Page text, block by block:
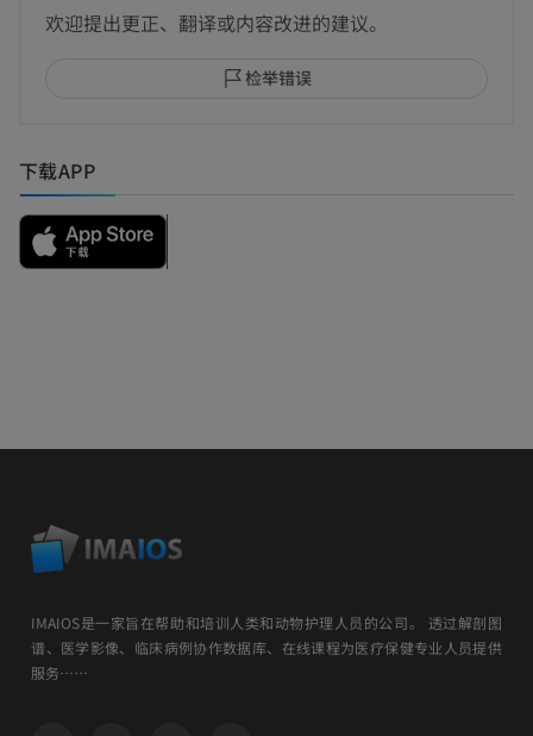
欢迎提出更正、翻译或内容改进的建议。
检举错误
下载APP
IMAIOS是一家旨在帮助和培训人类和动物护理人员的公司。 透过解剖图
谱、医学影像、临床病例协作数据库、在线课程为医疗保健专业人员提供
服务……